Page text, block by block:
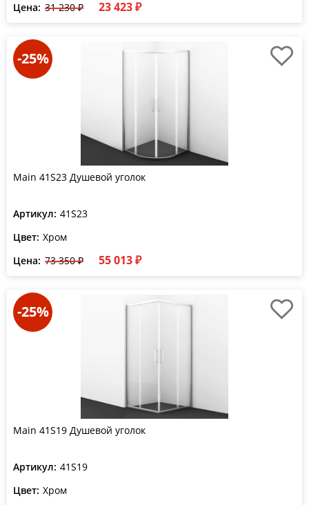
Цена: 31 230 ₽ 23 423 ₽
-25%
Main 41S23 Душевой уголок
Артикул: 41S23
Цвет: Хром
Цена: 73 350 ₽ 55 013 ₽
-25%
Main 41S19 Душевой уголок
Артикул: 41S19
Цвет: Хром